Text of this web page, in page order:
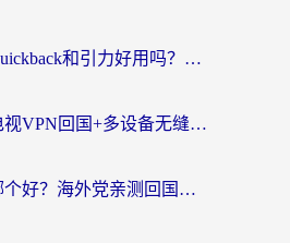
海外党必看：Quickback和引力好用吗？3分钟搞懂回国加速器怎么选
海外党必看：电视VPN回国+多设备无缝访问国内资源的实用指南
云极和GOGO哪个好？海外党亲测回国加速器选择指南（附iOS免费&Windows VPN实用技巧）